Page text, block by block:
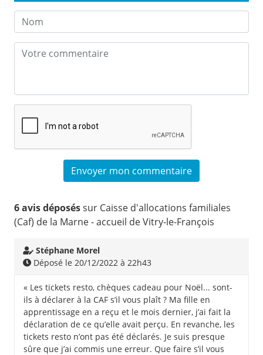
6 avis déposéssur Caisse d'allocations familiales
(Caf) de la Marne - accueil de Vitry-le-François
Stéphane Morel
Déposé le 20/12/2022 à 22h43
« Les tickets resto, chèques cadeau pour Noël... sont-
ils à déclarer à la CAF s’il vous plaît ? Ma fille en
apprentissage en a reçu et le mois dernier, j’ai fait la
déclaration de ce qu’elle avait perçu. En revanche, les
tickets resto n’ont pas été déclarés. Je suis presque
sûre que j’ai commis une erreur. Que faire s’il vous